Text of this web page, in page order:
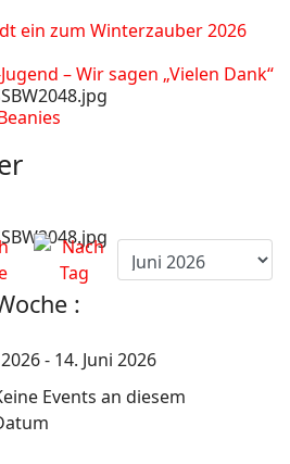
ein zum Winterzauber 2026
– Wir sagen „Vielen Dank“
:
- 14. Juni 2026
Events an diesem